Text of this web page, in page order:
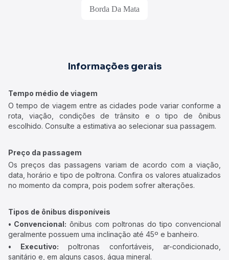
Borda Da Mata
Informações gerais
Tempo médio de viagem
O tempo de viagem entre as cidades pode variar conforme a
rota, viação, condições de trânsito e o tipo de ônibus
escolhido. Consulte a estimativa ao selecionar sua passagem.
Preço da passagem
Os preços das passagens variam de acordo com a viação,
data, horário e tipo de poltrona. Confira os valores atualizados
no momento da compra, pois podem sofrer alterações.
Tipos de ônibus disponíveis
• Convencional: ônibus com poltronas do tipo convencional
geralmente possuem uma inclinação até 45º e banheiro.
• Executivo: poltronas confortáveis, ar-condicionado,
sanitário e, em alguns casos, água mineral.